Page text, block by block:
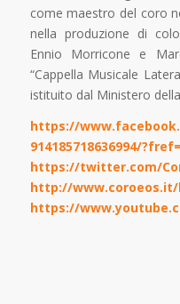
come maestro del coro
nella produzione di
Ennio Morricone e
“Cappella Musicale
istituito dal Ministero
https://
914185718636994/
https://twitter.com/
http://
https://